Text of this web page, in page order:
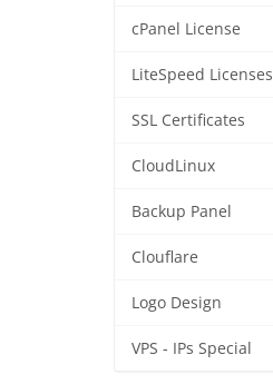
cPanel License
LiteSpeed Licenses
SSL Certificates
CloudLinux
Backup Panel
Clouflare
Logo Design
VPS - IPs Special